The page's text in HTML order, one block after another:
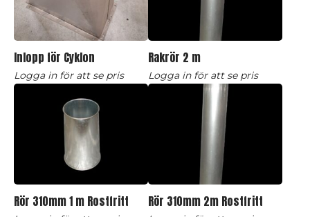
Inlopp för Cyklon
Logga in för att se pris
Rakrör 2 m
Logga in för att se pris
Rör 310mm 1 m Rostfritt Rör 310mm 2m Rostfritt